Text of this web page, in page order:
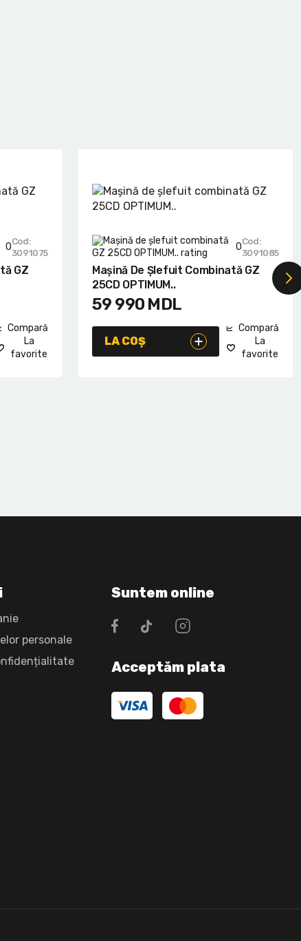
0Cod:
3091075
GZ
Compară
La
favorite
0Cod:
3091085
Mașină De Șlefuit Combinată GZ
25CD OPTIMUM..
59 990 MDL
LA COȘ
Compară
La
favorite
personale
Suntem online
Acceptăm plata